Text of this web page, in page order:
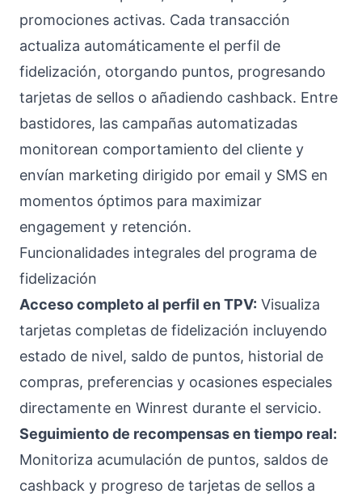
promociones activas. Cada transacción
actualiza automáticamente el perfil de
fidelización, otorgando puntos, progresando
tarjetas de sellos o añadiendo cashback. Entre
bastidores, las campañas automatizadas
monitorean comportamiento del cliente y
envían marketing dirigido por email y SMS en
momentos óptimos para maximizar
engagement y retención.
Funcionalidades integrales del programa de
fidelización
Acceso completo al perfil en TPV: Visualiza
tarjetas completas de fidelización incluyendo
estado de nivel, saldo de puntos, historial de
compras, preferencias y ocasiones especiales
directamente en Winrest durante el servicio.
Seguimiento de recompensas en tiempo real:
Monitoriza acumulación de puntos, saldos de
cashback y progreso de tarjetas de sellos a